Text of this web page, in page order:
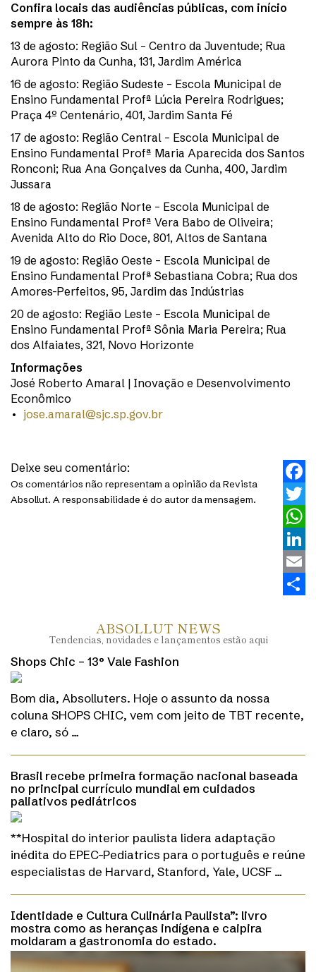
Confira locais das audiências públicas, com início
sempre às 18h:
13 de agosto: Região Sul – Centro da Juventude; Rua
Aurora Pinto da Cunha, 131, Jardim América
16 de agosto: Região Sudeste – Escola Municipal de
Ensino Fundamental Profª Lúcia Pereira Rodrigues;
Praça 4º Centenário, 401, Jardim Santa Fé
17 de agosto: Região Central – Escola Municipal de
Ensino Fundamental Profª Maria Aparecida dos Santos
Ronconi; Rua Ana Gonçalves da Cunha, 400, Jardim
Jussara
18 de agosto: Região Norte – Escola Municipal de
Ensino Fundamental Profª Vera Babo de Oliveira;
Avenida Alto do Rio Doce, 801, Altos de Santana
19 de agosto: Região Oeste – Escola Municipal de
Ensino Fundamental Profª Sebastiana Cobra; Rua dos
Amores-Perfeitos, 95, Jardim das Indústrias
20 de agosto: Região Leste – Escola Municipal de
Ensino Fundamental Profª Sônia Maria Pereira; Rua
dos Alfaiates, 321, Novo Horizonte
Informações
José Roberto Amaral | Inovação e Desenvolvimento
Econômico
• jose.amaral@sjc.sp.gov.br
Email
Deixe seu comentário:
Os comentários não representam a opinião da Revista
Absollut. A responsabilidade é do autor da mensagem.
ABSOLLUT NEWS
Tendencias, novidades e lançamentos estão aqui
Shops Chic – 13° Vale Fashion
Bom dia, Absolluters. Hoje o assunto da nossa
coluna SHOPS CHIC, vem com jeito de TBT recente,
e claro, só …
Brasil recebe primeira formação nacional baseada
no principal currículo mundial em cuidados
paliativos pediátricos
**Hospital do interior paulista lidera adaptação
inédita do EPEC-Pediatrics para o português e reúne
especialistas de Harvard, Stanford, Yale, UCSF …
Identidade e Cultura Culinária Paulista”: livro
mostra como as heranças indígena e caipira
moldaram a gastronomia do estado.